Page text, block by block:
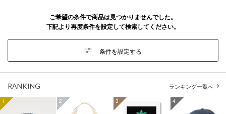
ご希望の条件で商品は見つかりませんでした。
下記より再度条件を設定して検索してください。
条件を設定する
RANKING ランキング一覧へ
1 2 3 4